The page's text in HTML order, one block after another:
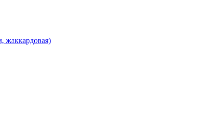
жаккардовая)